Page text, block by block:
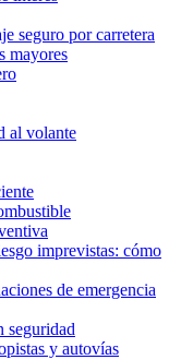
seguro por carretera
mayores
al volante
imprevistas: cómo
de emergencia
seguridad
y autovías